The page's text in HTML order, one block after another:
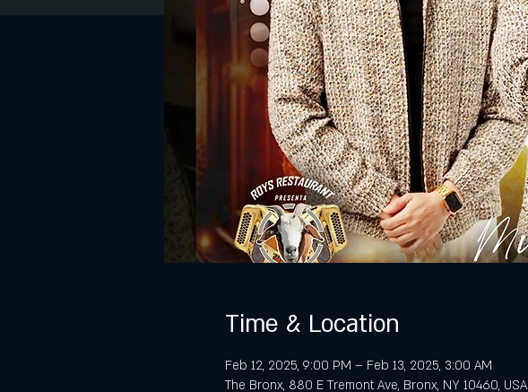
Time & Location
Feb 12, 2025, 9:00 PM – Feb 13, 2025, 3:00 AM
The Bronx, 880 E Tremont Ave, Bronx, NY 10460, USA